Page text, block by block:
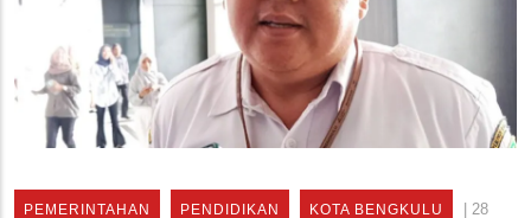
PEMERINTAHAN PENDIDIKAN KOTA BENGKULU 28